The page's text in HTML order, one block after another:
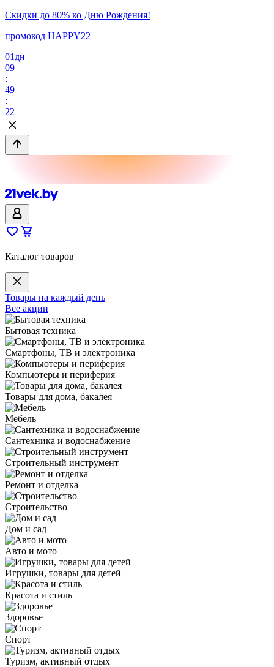
Скидки до 80% ко Дню Рождения!
промокод HAPPY22
01 дн
09
:
49
:
22
Каталог товаров
Товары на каждый день
Все акции
Бытовая техника
Смартфоны, ТВ и электроника
Компьютеры и периферия
Товары для дома, бакалея
Мебель
Сантехника и водоснабжение
Строительный инструмент
Ремонт и отделка
Строительство
Дом и сад
Авто и мото
Игрушки, товары для детей
Красота и стиль
Здоровье
Спорт
Туризм, активный отдых